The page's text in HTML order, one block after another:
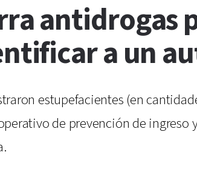
antidrogas
a un
estupefacientes (en
de prevención de ingreso